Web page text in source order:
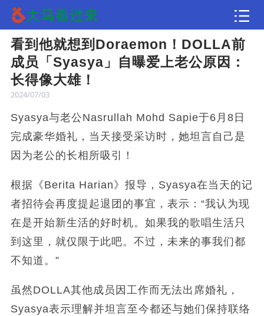
看到他就想到Doraemon！DOLLA前
成员「Syasya」自曝爱上老公原因：
长得像大雄！
2024/07/03
Syasya与老公Nasrullah Mohd Sapie于6月8日
完成豪华婚礼，当天接受采访时，她坦言自己是
因为老公的长相所吸引！
根据《Berita Harian》报导，Syasya在当天的记
者招待会再度提起退团的事宜，表示：“我认为现
在是开始新生活的好时机。如果我的歌唱生活只
到这里，就仅限于此吧。不过，未来的事我们都
不知道。”
虽然DOLLA其他成员因工作而无法出席婚礼，
Syasya表示理解并坦言至今都还与她们保持联络
文章